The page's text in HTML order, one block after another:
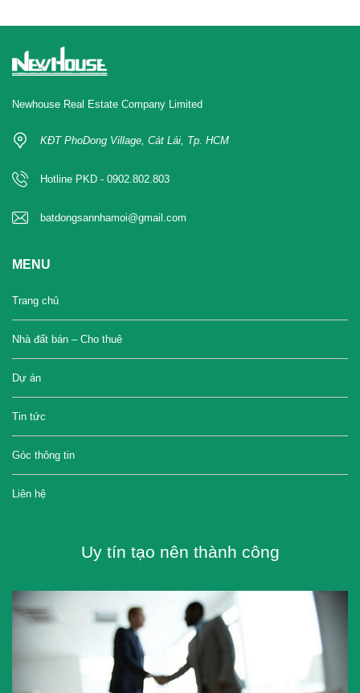
Newhouse Real Estate Company Limited
KĐT PhoDong Village, Cát Lái, Tp. HCM
Hotline PKD - 0902.802.803
batdongsannhamoi@gmail.com
MENU
Trang chủ
Nhà đất bán – Cho thuê
Dự án
Tin tức
Góc thông tin
Liên hệ
Uy tín tạo nên thành công